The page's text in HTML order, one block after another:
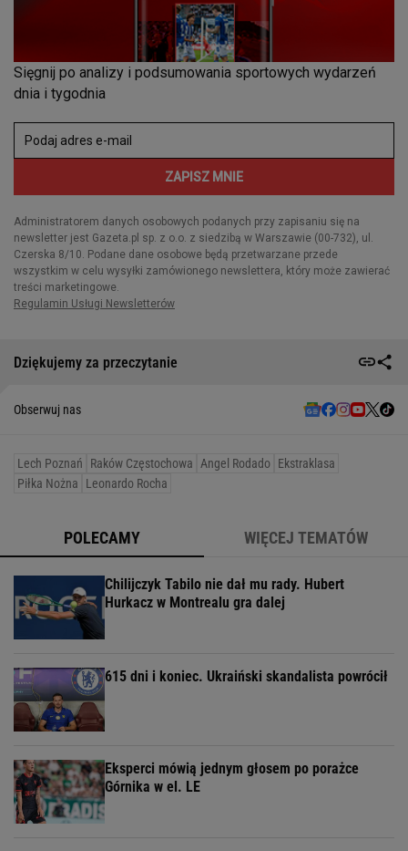
Dziękujemy za przeczytanie
Obserwuj nas
Lech Poznań Raków Częstochowa Angel Rodado Ekstraklasa
Piłka Nożna
Leonardo Rocha
POLECAMY WIĘCEJ TEMATÓW
Chilijczyk Tabilo nie dał mu rady. Hubert
Hurkacz w Montrealu gra dalej
615 dni i koniec. Ukraiński skandalista powrócił
Eksperci mówią jednym głosem po porażce
Górnika w el. LE